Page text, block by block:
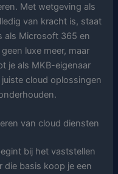
Met wetgeving als
van kracht is, staat
als Microsoft 365 en
luxe meer, maar
je als MKB-eigenaar
cloud oplossingen
van cloud diensten
bij het vaststellen
die basis koop je een